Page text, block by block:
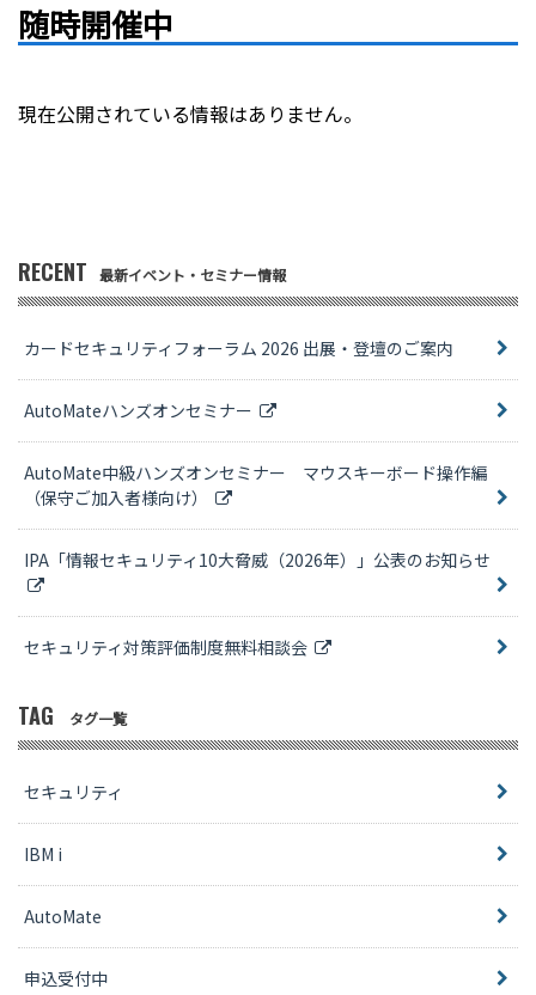
随時開催中
現在公開されている情報はありません。
RECENT 最新イベント・セミナー情報
カードセキュリティフォーラム 2026 出展・登壇のご案内
AutoMateハンズオンセミナー
AutoMate中級ハンズオンセミナー マウスキーボード操作編
（保守ご加入者様向け）
IPA「情報セキュリティ10大脅威（2026年）」公表のお知らせ
セキュリティ対策評価制度無料相談会
TAG タグ一覧
セキュリティ
IBM i
AutoMate
申込受付中